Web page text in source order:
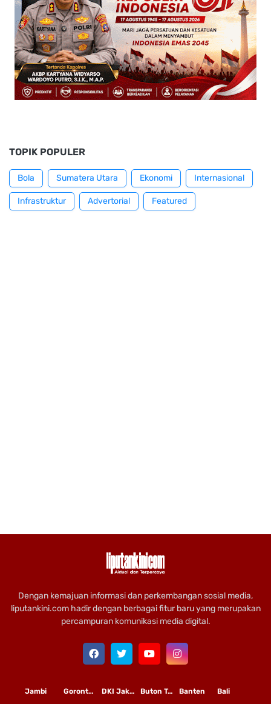
TOPIK POPULER
Bola Sumatera Utara Ekonomi Internasional
Infrastruktur Advertorial Featured
Dengan kemajuan informasi dan perkembangan sosial media,
liputankini.com hadir dengan berbagai fitur baru yang merupakan
percampuran komunikasi media digital.
Bali
Banten
Buton Tengah
DKI Jakarta
Gorontalo
Jambi